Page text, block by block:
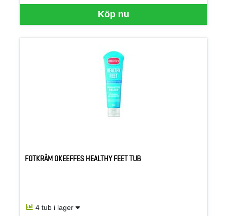
Köp nu
FOTKRÄM OKEEFFES HEALTHY FEET TUB
4 tub i lager